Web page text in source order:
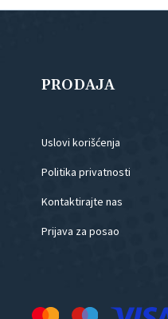
PRODAJA
Uslovi korišćenja
Politika privatnosti
Kontaktirajte nas
Prijava za posao